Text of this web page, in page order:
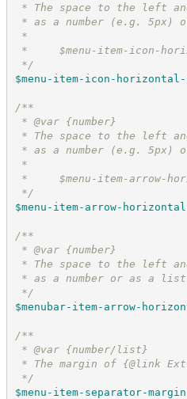
* The space to the left
* as a number (e.g.
*
*     $menu-item-icon-
*/
$menu-item-icon-horizontal-
/**
* @var {number}
* The space to the left
* as a number (e.g.
*
*     $menu-item-arrow-
*/
$menu-item-arrow-
/**
* @var {number}
* The space to the left
* as a number or as a
*/
$menubar-item-arrow-
/**
* @var {number/list}
* The margin of {@link
*/
$menu-item-separator-margin